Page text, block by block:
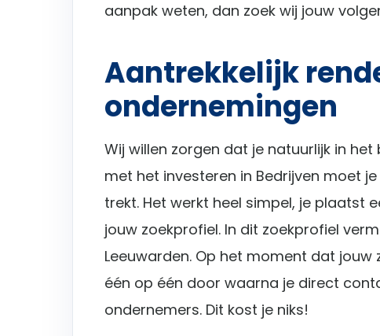
aanpak weten, dan zoek wij jouw
Aantrekkelijk
ondernemingen
Wij willen zorgen dat je natuurlijk in
met het investeren in Bedrijven moet
trekt. Het werkt heel simpel, je plaatst
jouw zoekprofiel. In dit zoekprofiel
Leeuwarden. Op het moment dat
één op één door waarna je direct
ondernemers. Dit kost je niks!